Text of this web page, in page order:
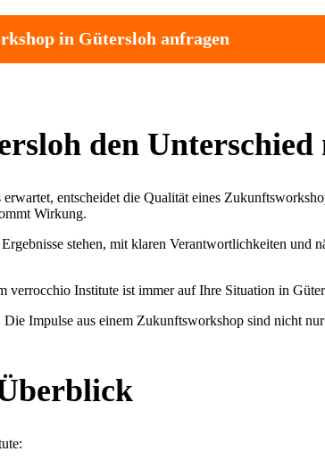
in Gütersloh anfragen
den Unterschied
entscheidet die Qualität eines
Wirkung.
stehen, mit klaren Verantwortlichkeiten und
Institute ist immer auf Ihre Situation in
Impulse aus einem Zukunftsworkshop sind nicht